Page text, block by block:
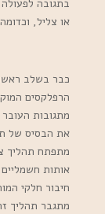
בתגובה
או צליל,
כבר בשלב
הרפלקסים
מתגובות
את הבסיס של
מתפתח תהליך
אותות
חיבור חלקי
מתגבר תהליך